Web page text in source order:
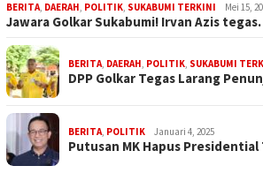
BERITA, DAERAH, POLITIK, SUKABUMI TERKINI Mei 15,
Jawara Golkar Sukabumi! Irvan Azis
BERITA, DAERAH, POLITIK, SUKABUMI
DPP Golkar Tegas Larang
BERITA, POLITIK Januari 4, 2025
Putusan MK Hapus